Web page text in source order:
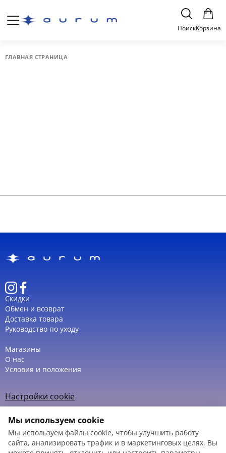
ПоискКорзина
ГЛАВНАЯ СТРАНИЦА
Скидки
Обмен и возврат
Доставка товара
Руководство по уходу
Магазины
О нас
Условия и положения
Настройки cookie
Мы используем cookie
Мы используем файлы cookie, чтобы улучшить работу
сайта, анализировать трафик и в маркетинговых целях. Вы